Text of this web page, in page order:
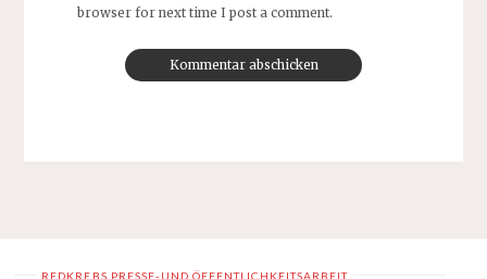
browser for next time I post a comment.
REDKREBS PRESSE-UND ÖFFENTLICHKEITSARBEIT